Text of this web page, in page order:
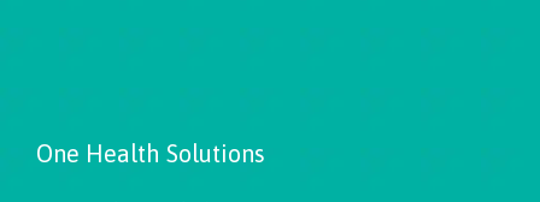
One Health Solutions